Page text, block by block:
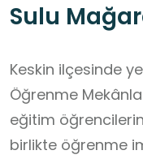
Sulu
Keskin ilçesinde
Öğrenme
eğitim
birlikte öğrenme